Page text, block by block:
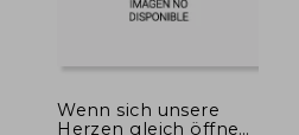
Wenn sich unsere
Herzen gleich öffnen